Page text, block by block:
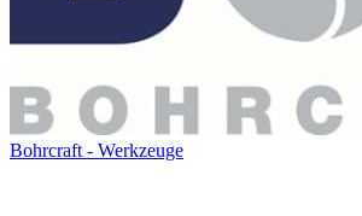
Bohrcraft - Werkzeuge